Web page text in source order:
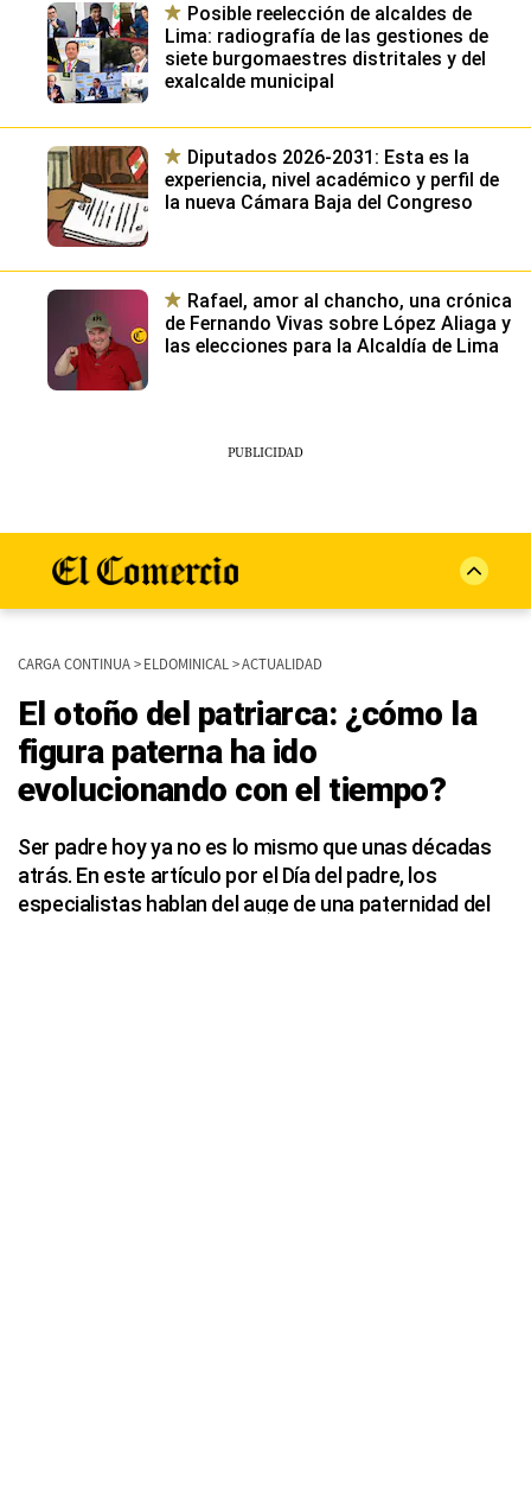
Posible reelección de alcaldes de
Lima: radiografía de las gestiones de
siete burgomaestres distritales y del
exalcalde municipal
Diputados 2026-2031: Esta es la
experiencia, nivel académico y perfil de
la nueva Cámara Baja del Congreso
Rafael, amor al chancho, una crónica
de Fernando Vivas sobre López Aliaga y
las elecciones para la Alcaldía de Lima